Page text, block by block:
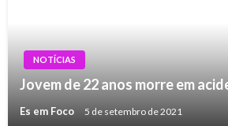
NOTÍCIAS
Jovem de 22 anos morre em
Es em Foco 5 de setembro de 2021